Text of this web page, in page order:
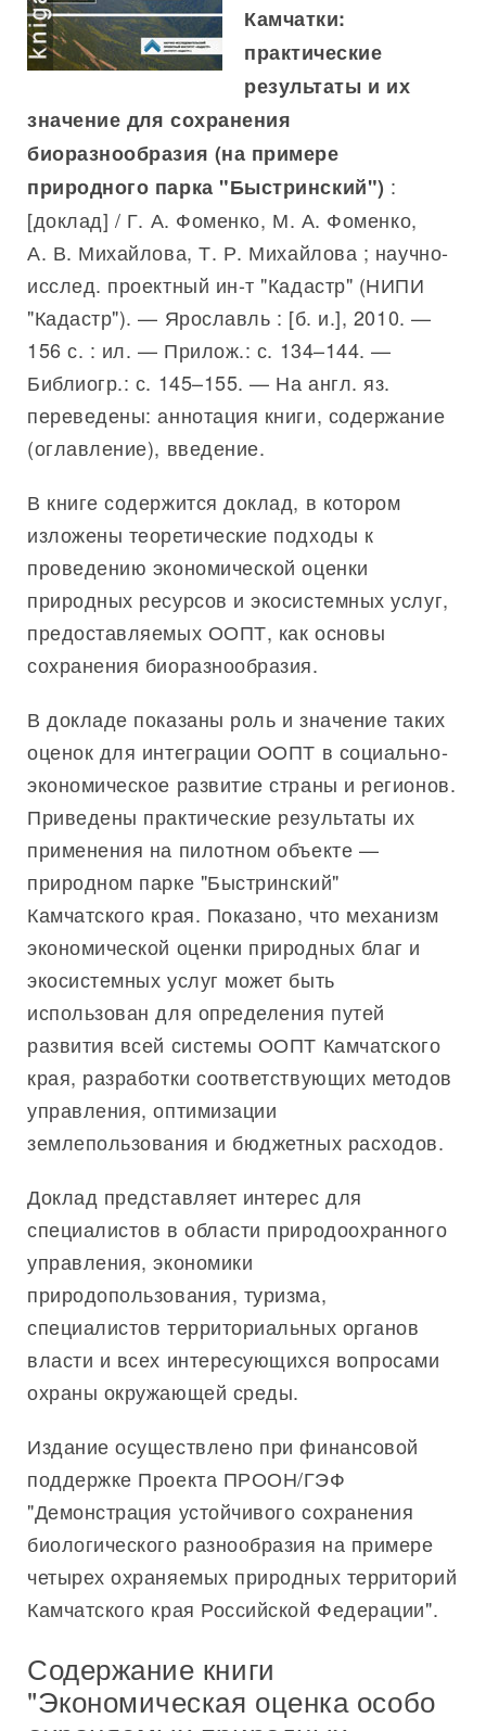
Камчатки:
практические
результаты и их
значение для сохранения
биоразнообразия (на примере
природного парка "Быстринский") :
[доклад] / Г. А. Фоменко, М. А. Фоменко,
А. В. Михайлова, Т. Р. Михайлова ; научно-
исслед. проектный ин-т "Кадастр" (НИПИ
"Кадастр"). — Ярославль : [б. и.], 2010. —
156 с. : ил. — Прилож.: с. 134–144. —
Библиогр.: с. 145–155. — На англ. яз.
переведены: аннотация книги, содержание
(оглавление), введение.
В книге содержится доклад, в котором
изложены теоретические подходы к
проведению экономической оценки
природных ресурсов и экосистемных услуг,
предоставляемых ООПТ, как основы
сохранения биоразнообразия.
В докладе показаны роль и значение таких
оценок для интеграции ООПТ в социально-
экономическое развитие страны и регионов.
Приведены практические результаты их
применения на пилотном объекте —
природном парке "Быстринский"
Камчатского края. Показано, что механизм
экономической оценки природных благ и
экосистемных услуг может быть
использован для определения путей
развития всей системы ООПТ Камчатского
края, разработки соответствующих методов
управления, оптимизации
землепользования и бюджетных расходов.
Доклад представляет интерес для
специалистов в области природоохранного
управления, экономики
природопользования, туризма,
специалистов территориальных органов
власти и всех интересующихся вопросами
охраны окружающей среды.
Издание осуществлено при финансовой
поддержке Проекта ПРООН/ГЭФ
"Демонстрация устойчивого сохранения
биологического разнообразия на примере
четырех охраняемых природных территорий
Камчатского края Российской Федерации".
Содержание книги
"Экономическая оценка особо